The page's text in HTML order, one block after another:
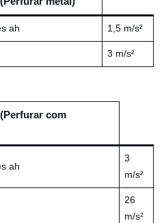
ah 1,5 m/s²
3 m/s²
com
ah
3
m/s²
26
m/s²